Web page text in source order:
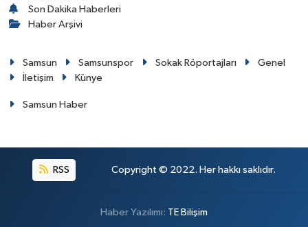
Son Dakika Haberleri
Haber Arşivi
Samsun Samsunspor Sokak Röportajları
Genel
İletişim
Künye
Samsun Haber
RSS Copyright © 2022. Her hakkı saklıdır.
Haber Yazılımı: TE Bilişim